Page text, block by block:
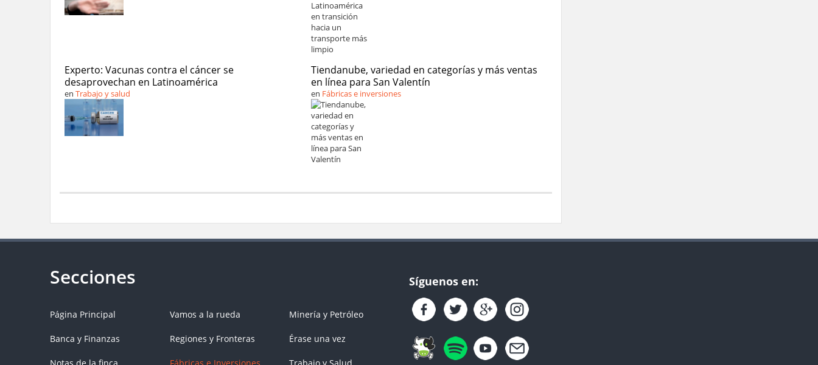
Experto: Vacunas contra el cáncer se
desaprovechan en Latinoamérica
enTrabajo y salud
Tiendanube, variedad en categorías y más ventas
en línea para San Valentín
en Fábricas e inversiones
Página Principal
Banca y Finanzas
Vamos a la rueda
Regiones y Fronteras
Minería y Petróleo
Érase una vez
Síguenos en: